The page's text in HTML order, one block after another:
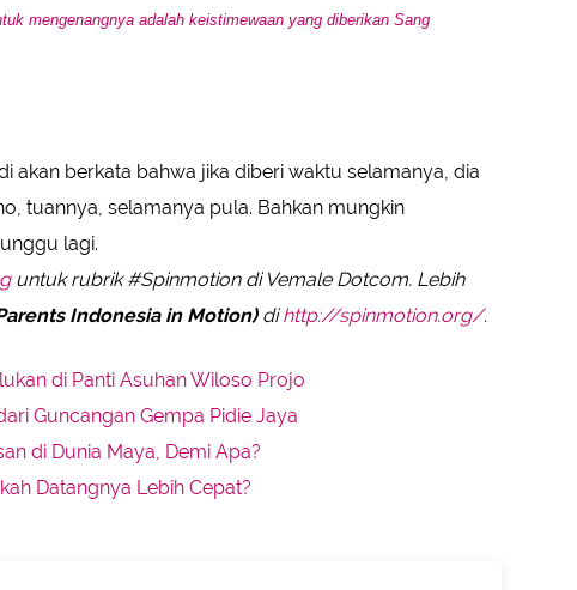
mengenangnya adalah keistimewaan yang diberikan Sang
akan berkata bahwa jika diberi waktu selamanya, dia
tuannya, selamanya pula. Bahkan mungkin
lagi.
untuk rubrik #Spinmotion di Vemale Dotcom. Lebih
Indonesia in Motion)dihttp://spinmotion.org/.
di Panti Asuhan Wiloso Projo
Guncangan Gempa Pidie Jaya
di Dunia Maya, Demi Apa?
Datangnya Lebih Cepat?